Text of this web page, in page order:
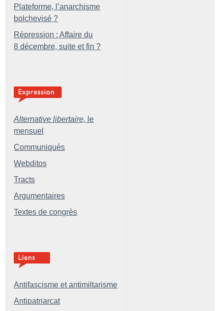
Plateforme, l’anarchisme
bolchevisé ?
Répression : Affaire du
8 décembre, suite et fin ?
Alternative libertaire, le
mensuel
Communiqués
Webditos
Tracts
Argumentaires
Textes de congrès
Antifascisme et antimiltarisme
Antipatriarcat